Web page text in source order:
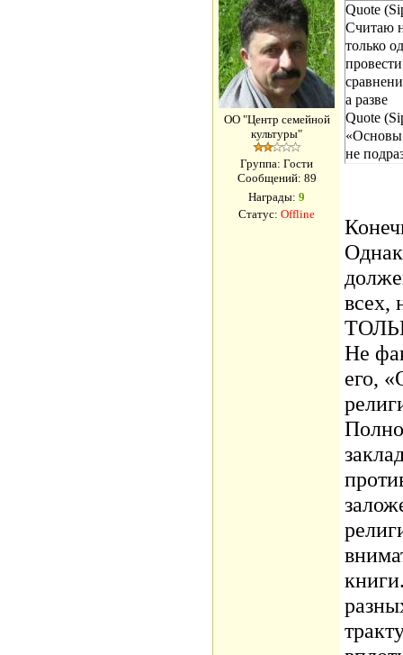
ОО "Центр семейной
культуры"
Группа: Гости
Сообщений: 89
Награды: 9
Статус: Offline
Quote
Считаю
только
а разве
Quote
«Основы
не
всех,
Не
его,